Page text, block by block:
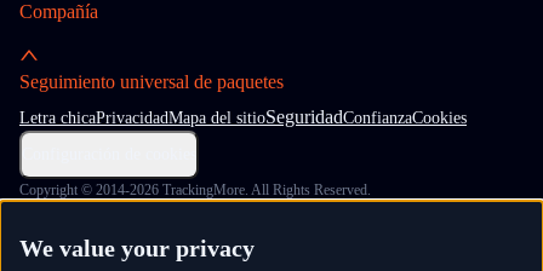
Compañía
Seguimiento universal de paquetes
Letra chicaPrivacidadMapa del sitioSeguridadConfianzaCookies
Copyright © 2014-2026 TrackingMore. All Rights Reserved.
We value your privacy